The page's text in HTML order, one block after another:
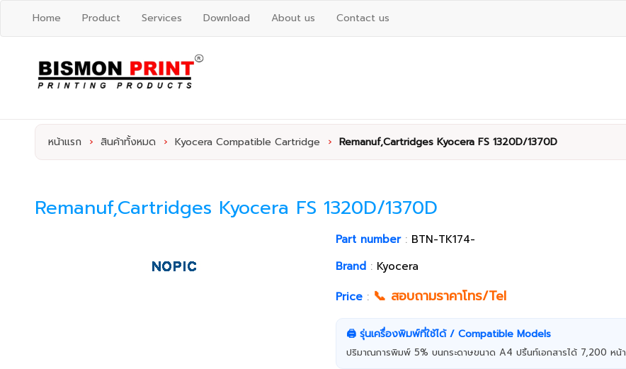
Home Product Services Download About us Contact us
หน้าแรก › สินค้าทั้งหมด › Kyocera Compatible Cartridge › Remanuf,Cartridges Kyocera FS 1320D/1370D
Remanuf,Cartridges Kyocera FS 1320D/1370D
Part number: BTN-TK174-
Brand : Kyocera
Price : 📞 สอบถามราคาโทร/Tel
🖨️ รุ่นเครื่องพิมพ์ที่ใช้ได้ / Compatible Models
ปริมาณการพิมพ์ 5% บนกระดาษขนาด A4 ปริ้นท์เอกสารได้ 7,200 หน้า